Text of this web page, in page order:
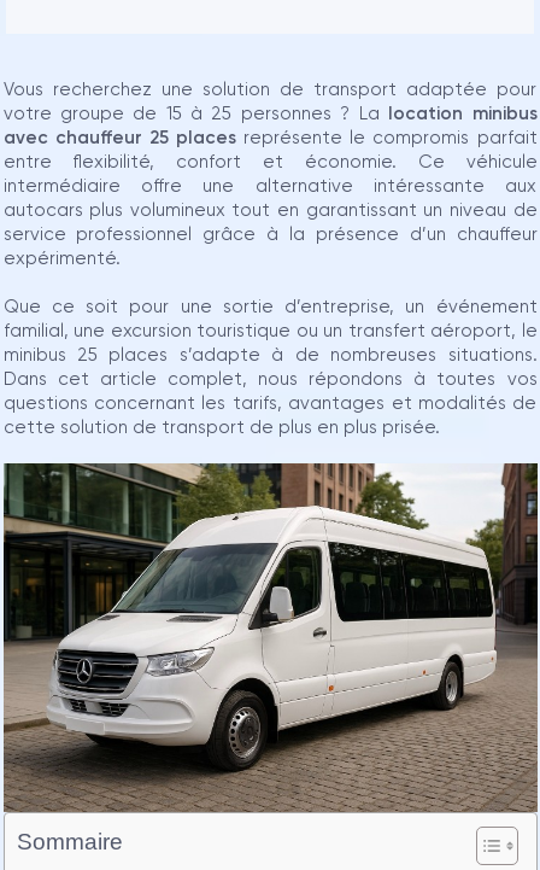
Vous recherchez une solution de transport adaptée pour
votre groupe de 15 à 25 personnes ? La location minibus
avec chauffeur 25 placesreprésente le compromis parfait
entre flexibilité, confort et économie. Ce véhicule
intermédiaire offre une alternative intéressante aux
autocars plus volumineux tout en garantissant un niveau de
service professionnel grâce à la présence d’un chauffeur
expérimenté.
Que ce soit pour une sortie d’entreprise, un événement
familial, une excursion touristique ou un transfert aéroport, le
minibus 25 places s’adapte à de nombreuses situations.
Dans cet article complet, nous répondons à toutes vos
questions concernant les tarifs, avantages et modalités de
cette solution de transport de plus en plus prisée.
Sommaire